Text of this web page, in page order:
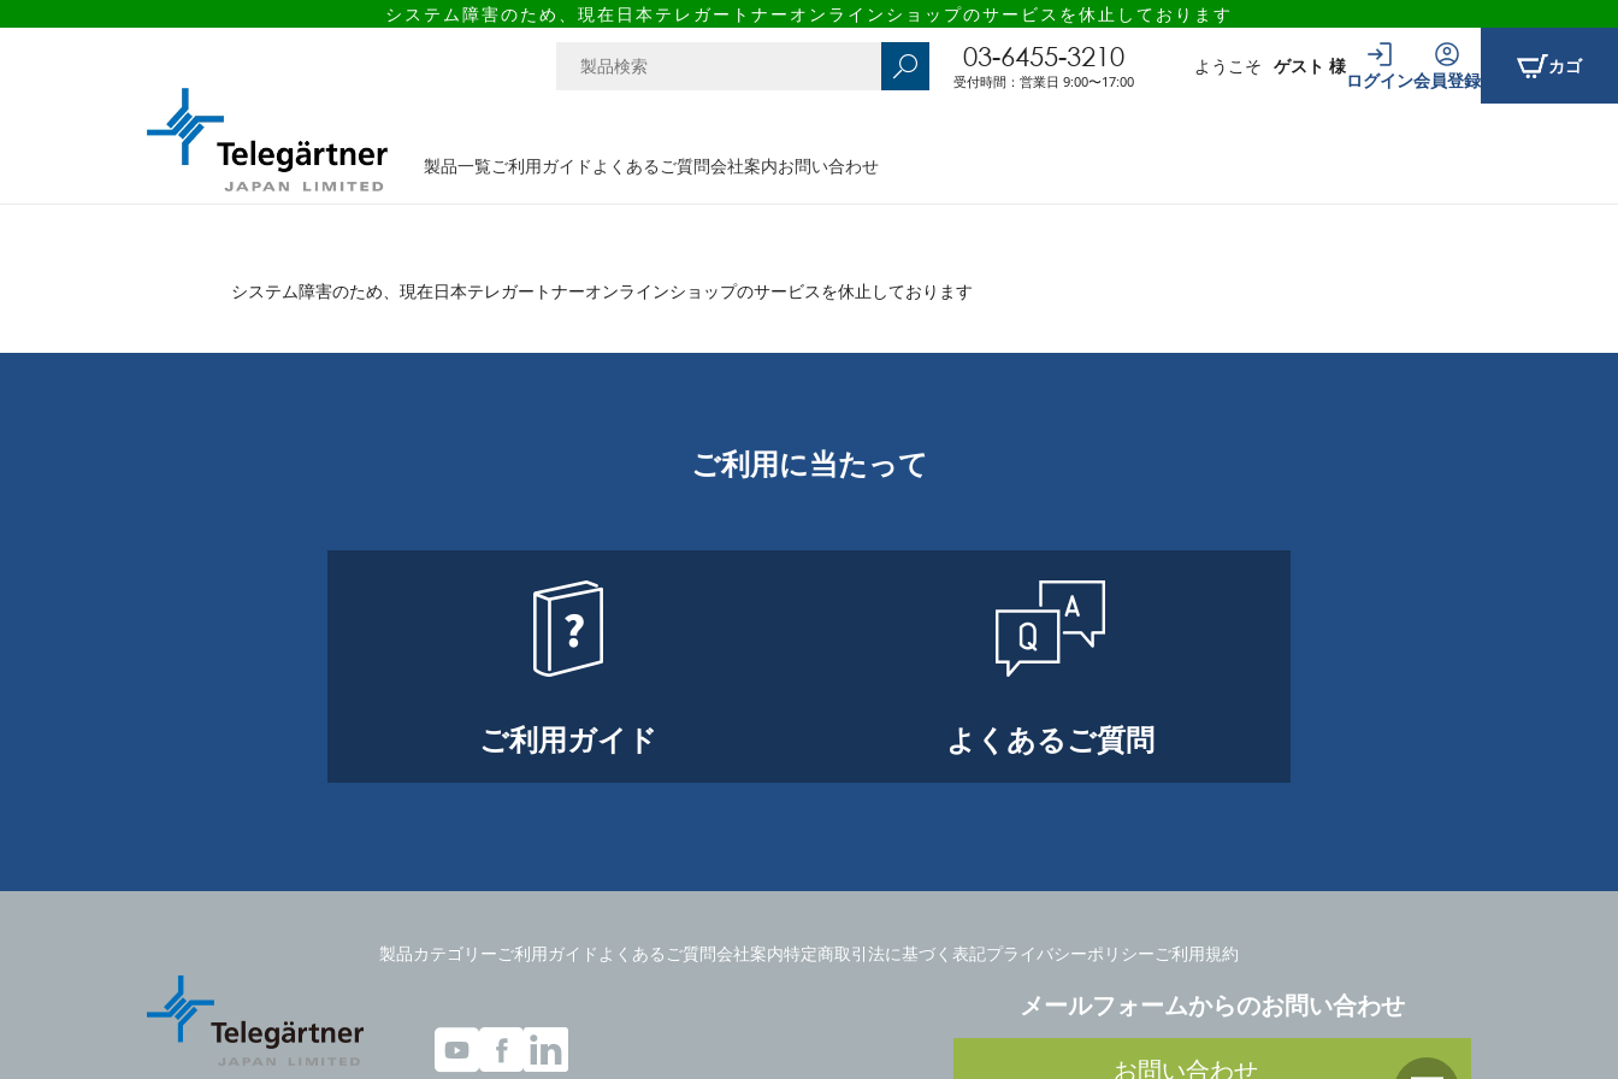
システム障害のため、現在日本テレガートナーオンラインショップのサービスを休止しております
03-6455-3210
受付時間：営業日 9:00〜17:00
ようこそ ゲスト 様
ログイン会員登録
カゴ
製品一覧ご利用ガイドよくあるご質問会社案内お問い合わせ
システム障害のため、現在日本テレガートナーオンラインショップのサービスを休止しております
ご利用に当たって
ご利用ガイド よくあるご質問
製品カテゴリーご利用ガイド よくあるご質問会社案内特定商取引法に基づく表記プライバシーポリシーご利用規約
メールフォームからのお問い合わせ
お問い合わせ